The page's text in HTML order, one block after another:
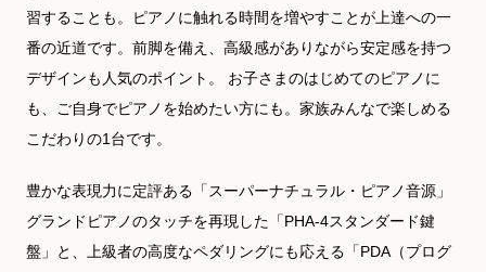
習することも。ピアノに触れる時間を増やすことが上達への一
番の近道です。前脚を備え、高級感がありながら安定感を持つ
デザインも人気のポイント。 お子さまのはじめてのピアノに
も、ご自身でピアノを始めたい方にも。家族みんなで楽しめる
こだわりの1台です。
豊かな表現力に定評ある「スーパーナチュラル・ピアノ音源」
グランドピアノのタッチを再現した「PHA-4スタンダード鍵
盤」と、上級者の高度なペダリングにも応える「PDA（プログ